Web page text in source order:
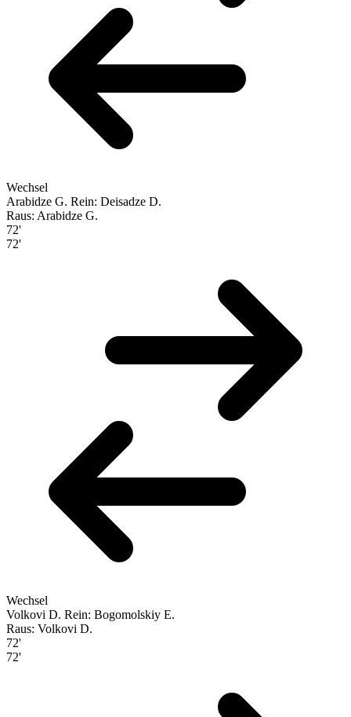
Wechsel
Arabidze G. Rein: Deisadze D.
Raus: Arabidze G.
72'
72'
Wechsel
Volkovi D. Rein: Bogomolskiy E.
Raus: Volkovi D.
72'
72'